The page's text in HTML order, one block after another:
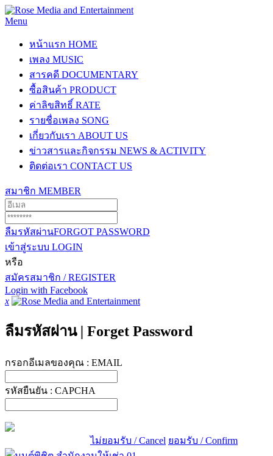
Menu
หน้าแรก HOME
เพลง MUSIC
สารคดี DOCUMENTARY
ซื้อสินค้า PRODUCT
ค่าลิขสิทธิ์ RATE
รายชื่อเพลง SONG
เกี่ยวกับเรา ABOUT US
ข่าวสารและกิจกรรม NEWS & ACTIVITY
ติดต่อเรา CONTACT US
สมาชิก MEMBER
ลืมรหัสผ่านFORGOT PASSWORD
เข้าสู่ระบบ LOGIN
หรือ
สมัครสมาชิก / REGISTER
Login with Facebook
x
ลืมรหัสผ่าน | Forget Password
กรอกอีเมลของคุณ : EMAIL
รหัสยืนยัน : CAPCHA
ไม่ยอมรับ / Cancel ยอมรับ / Confirm